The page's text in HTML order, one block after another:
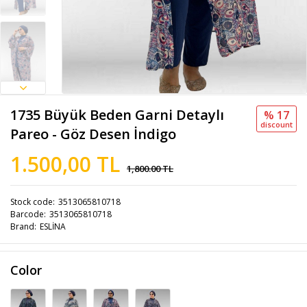
1735 Büyük Beden Garni Detaylı
Pareo - Göz Desen İndigo
1.500,00 TL 1,800.00 TL
% 17
discount
Stock code 3513065810718
Barcode 3513065810718
Brand ESLİNA
Color